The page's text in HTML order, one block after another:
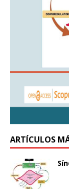
ARTÍCULOS